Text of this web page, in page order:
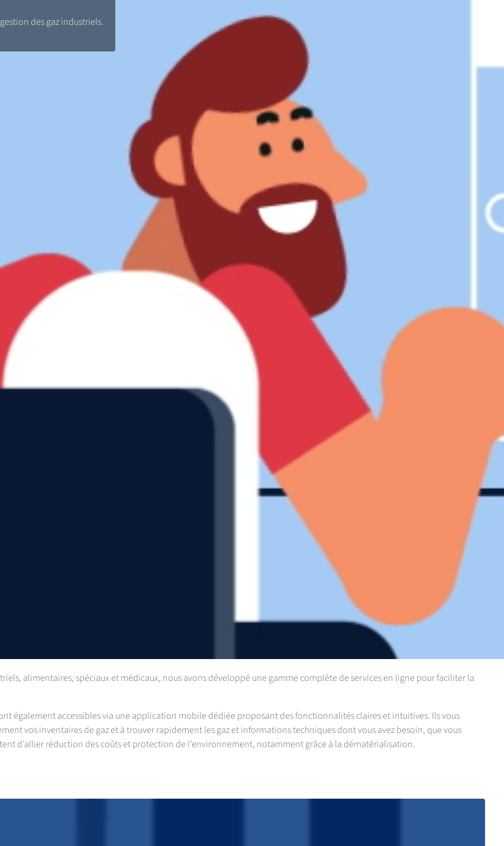
des gaz industriels.
alimentaires, spéciaux et médicaux, nous avons développé une gamme complète de services en ligne pour faciliter la
également accessibles via une application mobile dédiée proposant des fonctionnalités claires et intuitives. Ils vous
vos inventaires de gaz et à trouver rapidement les gaz et informations techniques dont vous avez besoin, que vous
d’allier réduction des coûts et protection de l’environnement, notamment grâce à la dématérialisation.